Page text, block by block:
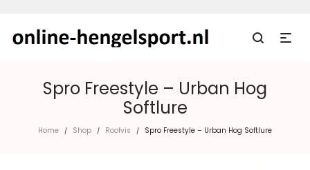
Spro Freestyle – Urban Hog
Softlure
Home / Shop / Roofvis / Spro Freestyle – Urban Hog Softlure